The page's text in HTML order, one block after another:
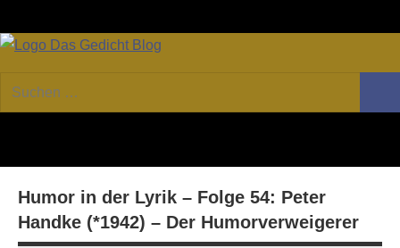
Inhalt
GEDICHT
Forum
von
Lyrik,
Essay
Suchen
nach:
Humor in der Lyrik – Folge 54: Peter
Handke (*1942) – Der Humorverweigerer